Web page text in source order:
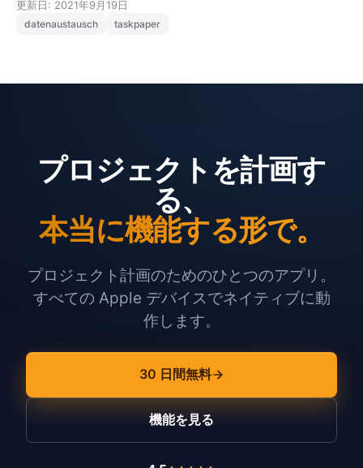
更新日: 2021年9月19日
datenaustausch taskpaper
プロジェクトを計画す
る、
本当に機能する形で。
プロジェクト計画のためのひとつのアプリ。
すべての Apple デバイスでネイティブに動
作します。
30 日間無料
機能を見る